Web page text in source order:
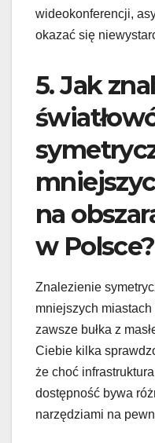
wideokonferencji,
okazać się
5. Jak
na
w Polsce?
Znalezienie
mniejszych
zawsze bułka z
Ciebie kilka
że choć
dostępność bywa
narzędziami na